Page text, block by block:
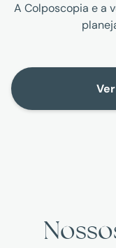
A Colposcopia e a